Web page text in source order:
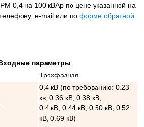
0,4 на 100 кВАр по цене указанной на
e-mail или по форме обратной
параметры
Трехфазная
0,4 кВ (по требованию: 0.23
кв, 0.36 кВ, 0.38 кВ,
0.4 кВ, 0.44 кВ, 0.50 кВ, 0.52
кВ, 0.69 кВ)